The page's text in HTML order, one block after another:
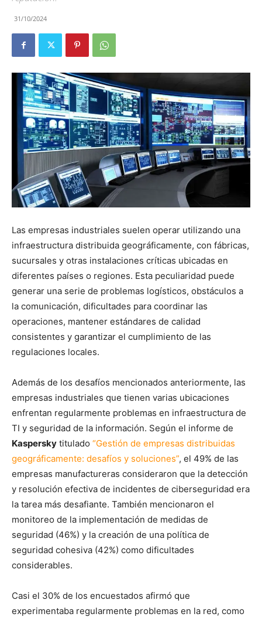
31/10/2024
Las empresas industriales suelen operar utilizando una
infraestructura distribuida geográficamente, con fábricas,
sucursales y otras instalaciones críticas ubicadas en
diferentes países o regiones. Esta peculiaridad puede
generar una serie de problemas logísticos, obstáculos a
la comunicación, dificultades para coordinar las
operaciones, mantener estándares de calidad
consistentes y garantizar el cumplimiento de las
regulaciones locales.
Además de los desafíos mencionados anteriormente, las
empresas industriales que tienen varias ubicaciones
enfrentan regularmente problemas en infraestructura de
TI y seguridad de la información. Según el informe de
Kaspersky titulado “Gestión de empresas distribuidas
geográficamente: desafíos y soluciones”, el 49% de las
empresas manufactureras consideraron que la detección
y resolución efectiva de incidentes de ciberseguridad era
la tarea más desafiante. También mencionaron el
monitoreo de la implementación de medidas de
seguridad (46%) y la creación de una política de
seguridad cohesiva (42%) como dificultades
considerables.
Casi el 30% de los encuestados afirmó que
experimentaba regularmente problemas en la red, como